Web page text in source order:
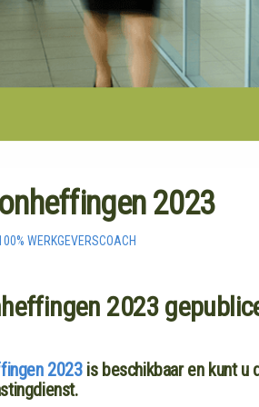
2023
WERKGEVERSCOACH
2023
2023is beschikbaar en kunt u